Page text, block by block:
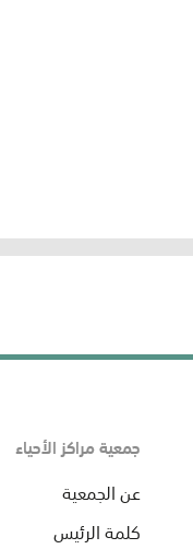
جمعية مراكز الأحياء
عن الجمعية
كلمة الرئيس